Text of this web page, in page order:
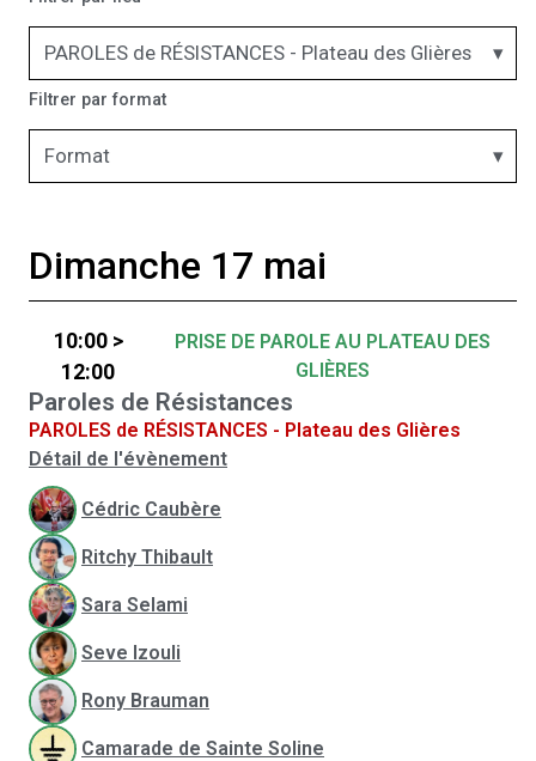
PAROLES de RÉSISTANCES - Plateau des Glières
Filtrer par format
Format
Dimanche 17 mai
10:00 >
12:00
PRISE DE PAROLE AU PLATEAU DES
GLIÈRES
Paroles de Résistances
PAROLES de RÉSISTANCES - Plateau des Glières
Détail de l'évènement
Cédric Caubère
Ritchy Thibault
Sara Selami
Seve Izouli
Rony Brauman
Camarade de Sainte Soline